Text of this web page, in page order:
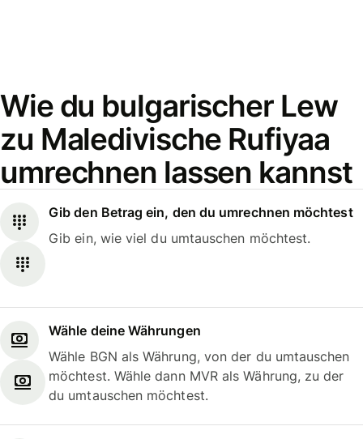
Wie du bulgarischer Lew
zu Maledivische Rufiyaa
umrechnen lassen kannst
Gib den Betrag ein, den du umrechnen möchtest
Gib ein, wie viel du umtauschen möchtest.
Wähle deine Währungen
Wähle BGN als Währung, von der du umtauschen
möchtest. Wähle dann MVR als Währung, zu der
du umtauschen möchtest.